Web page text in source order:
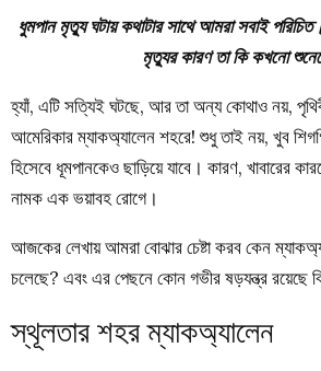
ধুমপান মৃত্যু ঘটায় কথাটার সাথে আমরা সবাই
মৃত্যুর কারণ তা কি কখনো
হ্যাঁ, এটি সত্যিই ঘটছে, আর তা অন্য কোথাও নয়,
আমেরিকার ম্যাকঅ্যালেন শহরে! শুধু তাই নয়, খুব
হিসেবে ধূমপানকেও ছাড়িয়ে যাবে। কারণ, খাবারের
নামক এক ভয়াবহ রোগে।
আজকের লেখায় আমরা বোঝার চেষ্টা করব কেন
চলেছে? এবং এর পেছনে কোন গভীর ষড়যন্ত্র রয়েছে
স্থূলতার শহর ম্যাকঅ্যালেন